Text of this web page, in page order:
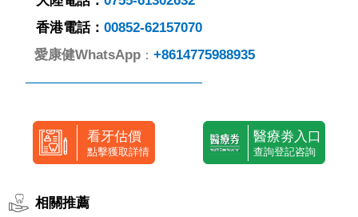
香港電話：00852-62157070
愛康健WhatsApp ：+8614775988935
—————————————
看牙估價
點擊獲取詳情
醫療劵入口
查詢登記咨詢
相關推薦